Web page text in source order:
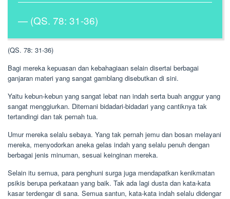
(QS. 78: 31-36)
(QS. 78: 31-36)
Bagi mereka kepuasan dan kebahagiaan selain disertai berbagai
ganjaran materi yang sangat gamblang disebutkan di sini.
Yaitu kebun-kebun yang sangat lebat nan indah serta buah anggur yang
sangat menggiurkan. Ditemani bidadari-bidadari yang cantiknya tak
tertandingi dan tak pernah tua.
Umur mereka selalu sebaya. Yang tak pernah jemu dan bosan melayani
mereka, menyodorkan aneka gelas indah yang selalu penuh dengan
berbagai jenis minuman, sesuai keinginan mereka.
Selain itu semua, para penghuni surga juga mendapatkan kenikmatan
psikis berupa perkataan yang baik. Tak ada lagi dusta dan kata-kata
kasar terdengar di sana. Semua santun, kata-kata indah selalu didengar